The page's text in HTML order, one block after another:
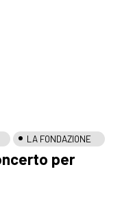
LA FONDAZIONE
per